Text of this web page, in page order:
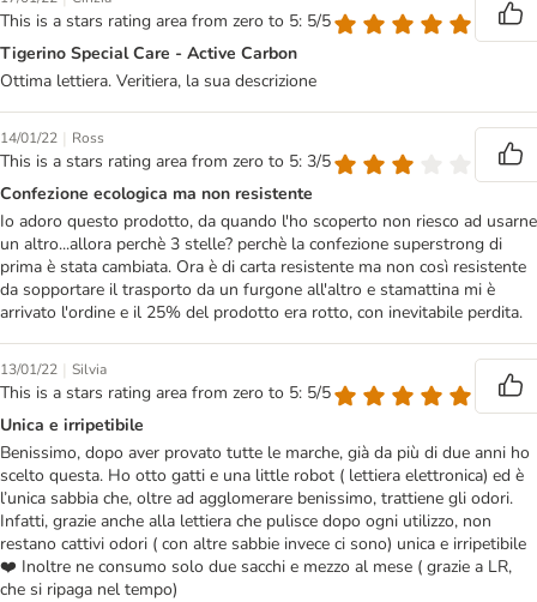
This is a stars rating area from zero to 5: 5/5
Tigerino Special Care - Active Carbon
Ottima lettiera. Veritiera, la sua descrizione
14/01/22 | Ross
This is a stars rating area from zero to 5: 3/5
Confezione ecologica ma non resistente
Io adoro questo prodotto, da quando l'ho scoperto non riesco ad usarne
un altro...allora perchè 3 stelle? perchè la confezione superstrong di
prima è stata cambiata. Ora è di carta resistente ma non così resistente
da sopportare il trasporto da un furgone all'altro e stamattina mi è
arrivato l'ordine e il 25% del prodotto era rotto, con inevitabile perdita.
13/01/22 | Silvia
This is a stars rating area from zero to 5: 5/5
Unica e irripetibile
Benissimo, dopo aver provato tutte le marche, già da più di due anni ho
scelto questa. Ho otto gatti e una little robot ( lettiera elettronica) ed è
l’unica sabbia che, oltre ad agglomerare benissimo, trattiene gli odori.
Infatti, grazie anche alla lettiera che pulisce dopo ogni utilizzo, non
restano cattivi odori ( con altre sabbie invece ci sono) unica e irripetibile
❤️ Inoltre ne consumo solo due sacchi e mezzo al mese ( grazie a LR,
che si ripaga nel tempo)